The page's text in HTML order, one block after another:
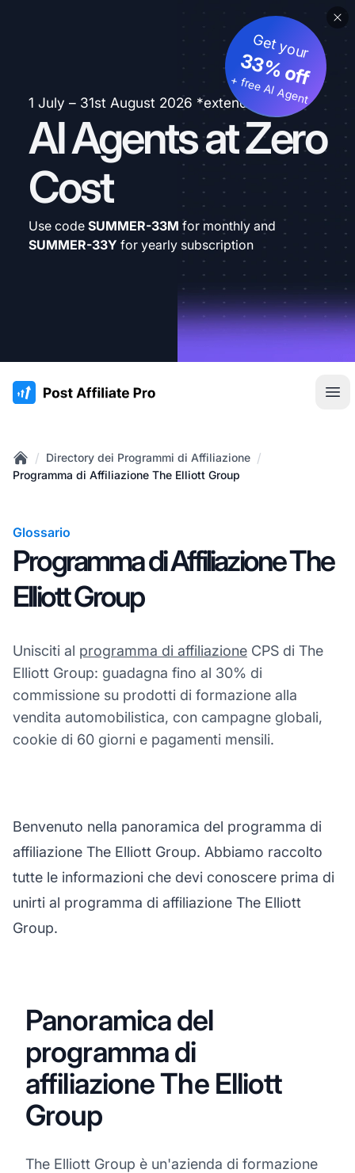
1 July – 31st August 2026 *extended
AI Agents at Zero
Cost
Get your
33% off
+ free AI Agent
Use code SUMMER-33M for monthly and
SUMMER-33Y for yearly subscription
:site.title
Home
/ Directory dei Programmi di Affiliazione /
Programma di Affiliazione The Elliott Group
Glossario
Programma di Affiliazione The
Elliott Group
Unisciti al programma di affiliazione CPS di The
Elliott Group: guadagna fino al 30% di
commissione su prodotti di formazione alla
vendita automobilistica, con campagne globali,
cookie di 60 giorni e pagamenti mensili.
Benvenuto nella panoramica del programma di
affiliazione The Elliott Group. Abbiamo raccolto
tutte le informazioni che devi conoscere prima di
unirti al programma di affiliazione The Elliott
Group.
Panoramica del
programma di
affiliazione The Elliott
Group
The Elliott Group è un'azienda di formazione